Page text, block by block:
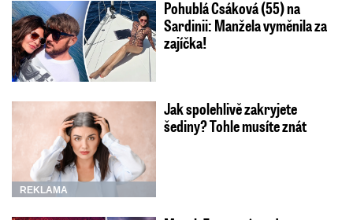
Pohublá Csáková (55) na
Sardinii: Manžela vyměnila za
zajíčka!
REKLAMA
Jak spolehlivě zakryjete
šediny? Tohle musíte znát